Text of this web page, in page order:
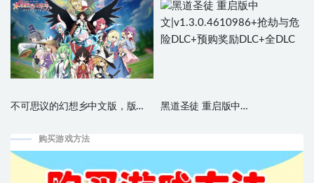
+全DLC
不可思议的幻想乡中文版，版
黑道圣徒 重启版中
购买游戏方法